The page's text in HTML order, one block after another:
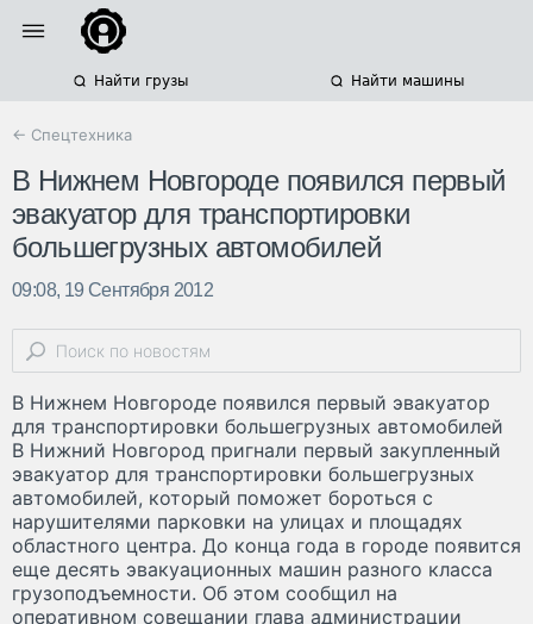
Найти грузы Найти машины
← Спецтехника
В Нижнем Новгороде появился первый
эвакуатор для транспортировки
большегрузных автомобилей
09:08, 19 Сентября 2012
В Нижнем Новгороде появился первый эвакуатор
для транспортировки большегрузных автомобилей
В Нижний Новгород пригнали первый закупленный
эвакуатор для транспортировки большегрузных
автомобилей, который поможет бороться с
нарушителями парковки на улицах и площадях
областного центра. До конца года в городе появится
еще десять эвакуационных машин разного класса
грузоподъемности. Об этом сообщил на
оперативном совещании глава администрации